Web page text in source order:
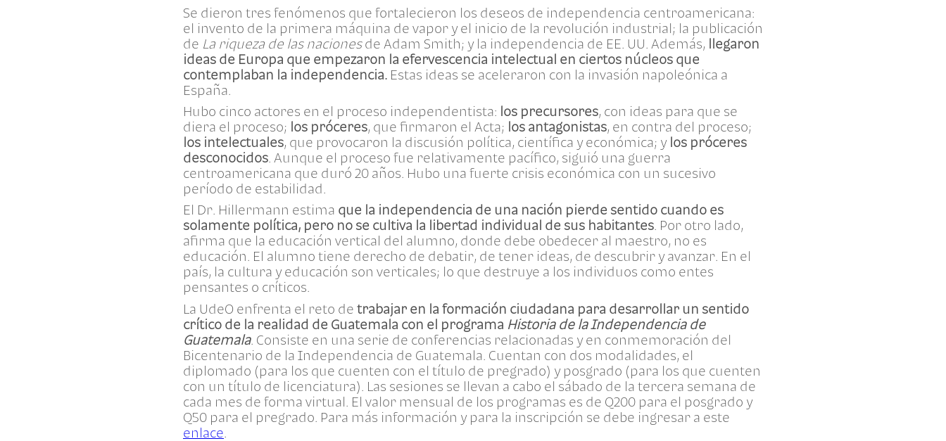
Se dieron tres fenómenos que fortalecieron los deseos de independencia centroamericana:
el invento de la primera máquina de vapor y el inicio de la revolución industrial; la publicación
de La riqueza de las nacionesde Adam Smith; y la independencia de EE. UU. Además, llegaron
ideas de Europa que empezaron la efervescencia intelectual en ciertos núcleos que
contemplaban la independencia. Estas ideas se aceleraron con la invasión napoleónica a
España.
Hubo cinco actores en el proceso independentista: los precursores, con ideas para que se
diera el proceso; los próceres, que firmaron el Acta; los antagonistas, en contra del proceso;
los intelectuales, que provocaron la discusión política, científica y económica; y los próceres
desconocidos. Aunque el proceso fue relativamente pacífico, siguió una guerra
centroamericana que duró 20 años. Hubo una fuerte crisis económica con un sucesivo
período de estabilidad.
El Dr. Hillermann estima que la independencia de una nación pierde sentido cuando es
solamente política, pero no se cultiva la libertad individual de sus habitantes. Por otro lado,
afirma que la educación vertical del alumno, donde debe obedecer al maestro, no es
educación. El alumno tiene derecho de debatir, de tener ideas, de descubrir y avanzar. En el
país, la cultura y educación son verticales; lo que destruye a los individuos como entes
pensantes o críticos.
La UdeO enfrenta el reto de trabajar en la formación ciudadana para desarrollar un sentido
crítico de la realidad de Guatemala con el programa Historia de la Independencia de
Guatemala. Consiste en una serie de conferencias relacionadas y en conmemoración del
Bicentenario de la Independencia de Guatemala. Cuentan con dos modalidades, el
diplomado (para los que cuenten con el título de pregrado) y posgrado (para los que cuenten
con un título de licenciatura). Las sesiones se llevan a cabo el sábado de la tercera semana de
cada mes de forma virtual. El valor mensual de los programas es de Q200 para el posgrado y
Q50 para el pregrado. Para más información y para la inscripción se debe ingresar a este
enlace.